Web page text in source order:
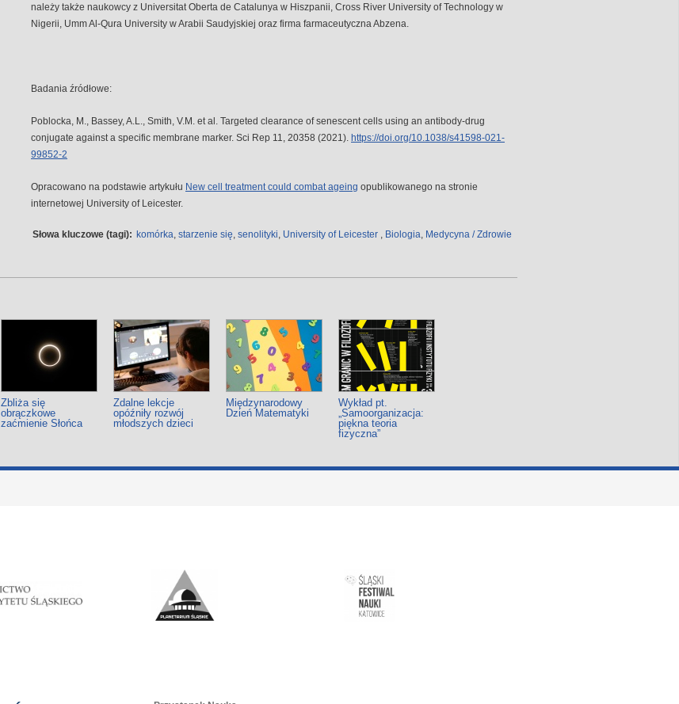
należy także naukowcy z Universitat Oberta de Catalunya w Hiszpanii, Cross River University of Technology w
Nigerii, Umm Al-Qura University w Arabii Saudyjskiej oraz firma farmaceutyczna Abzena.
Badania źródłowe:
Poblocka, M., Bassey, A.L., Smith, V.M. et al. Targeted clearance of senescent cells using an antibody-drug
conjugate against a specific membrane marker. Sci Rep 11, 20358 (2021). https://doi.org/10.1038/s41598-021-
99852-2
Opracowano na podstawie artykułu New cell treatment could combat ageing opublikowanego na stronie
internetowej University of Leicester.
Słowa kluczowe (tagi): komórka starzenie się senolityki University of Leicester Biologia Medycyna / Zdrowie
Zbliża się
obrączkowe
zaćmienie Słońca
Zdalne lekcje
opóźniły rozwój
młodszych dzieci
Międzynarodowy
Dzień Matematyki
Wykład pt.
„Samoorganizacja:
piękna teoria
fizyczna”